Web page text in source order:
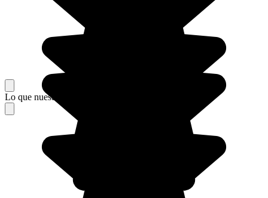
Lo que nuestros viajeros piensan de su estancia